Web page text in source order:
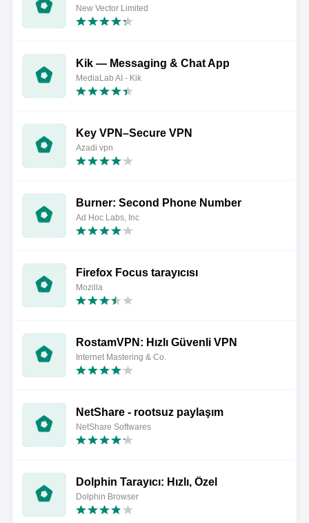
New Vector Limited
Kik — Messaging & Chat App
MediaLab AI - Kik
Key VPN–Secure VPN
Azadi vpn
Burner: Second Phone Number
Ad Hoc Labs, Inc
Firefox Focus tarayıcısı
Mozilla
RostamVPN: Hızlı Güvenli VPN
Internet Mastering & Co.
NetShare - rootsuz paylaşım
NetShare Softwares
Dolphin Tarayıcı: Hızlı, Özel
Dolphin Browser